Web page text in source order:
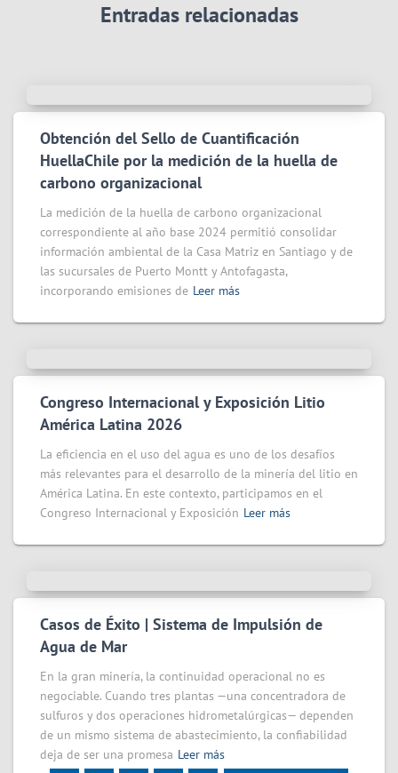
Entradas relacionadas
Obtención del Sello de Cuantificación
HuellaChile por la medición de la huella de
carbono organizacional
La medición de la huella de carbono organizacional
correspondiente al año base 2024 permitió consolidar
información ambiental de la Casa Matriz en Santiago y de
las sucursales de Puerto Montt y Antofagasta,
incorporando emisiones de Leer más
Congreso Internacional y Exposición Litio
América Latina 2026
La eficiencia en el uso del agua es uno de los desafíos
más relevantes para el desarrollo de la minería del litio en
América Latina. En este contexto, participamos en el
Congreso Internacional y Exposición Leer más
Casos de Éxito | Sistema de Impulsión de
Agua de Mar
En la gran minería, la continuidad operacional no es
negociable. Cuando tres plantas —una concentradora de
sulfuros y dos operaciones hidrometalúrgicas— dependen
de un mismo sistema de abastecimiento, la confiabilidad
deja de ser una promesa Leer más